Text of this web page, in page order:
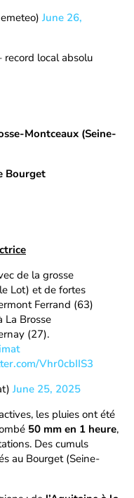
June 26,
record local absolu
Montceaux (Seine-
Bourget
de la grosse
Lot) et de fortes
Ferrand (63)
La Brosse
(27).
Vhr0cbIIS3
June 25, 2025
les pluies ont été
50 mm en 1 heure,
Des cumuls
au Bourget (Seine-